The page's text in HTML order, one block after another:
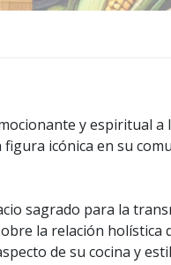
y espiritual a
icónica en su
sagrado para la
la relación holística
de su cocina y